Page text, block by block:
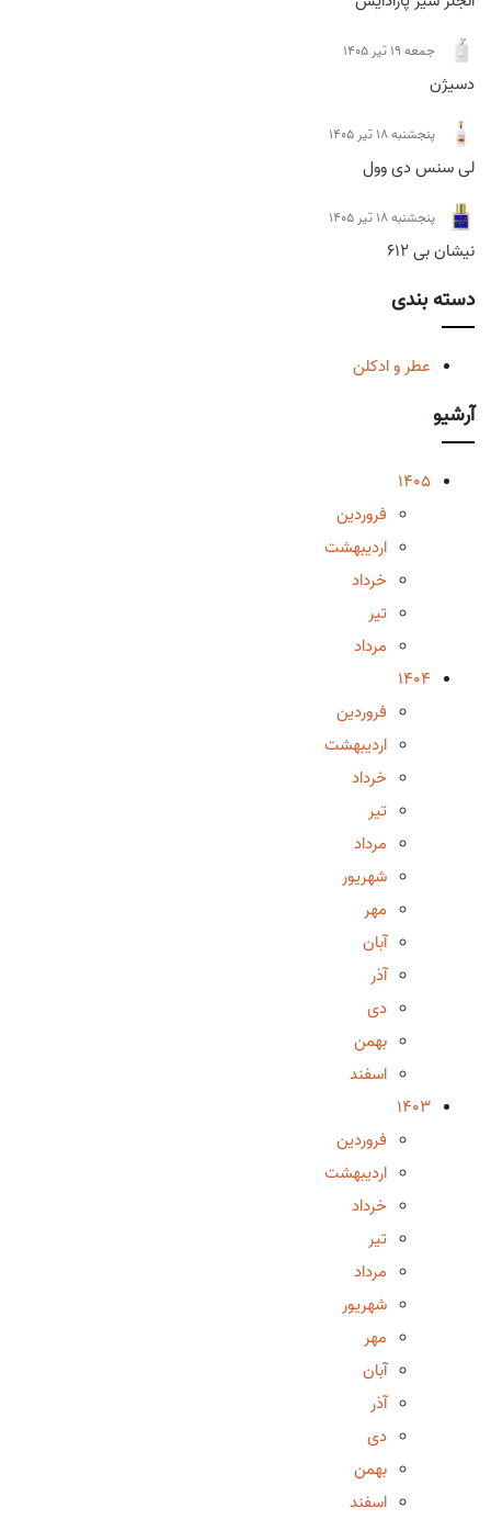
جمعه 19 تیر 1405
دسیژن
پنجشنبه 18 تیر 1405
لی سنس دی وول
پنجشنبه 18 تیر 1405
نیشان بی 612
دسته بندی
عطر و ادکلن
آرشیو
1405
فروردین
اردیبهشت
خرداد
تیر
مرداد
1404
فروردین
اردیبهشت
خرداد
تیر
مرداد
شهریور
مهر
آبان
آذر
دی
بهمن
اسفند
1403
فروردین
اردیبهشت
خرداد
تیر
مرداد
شهریور
مهر
آبان
آذر
دی
بهمن
اسفند